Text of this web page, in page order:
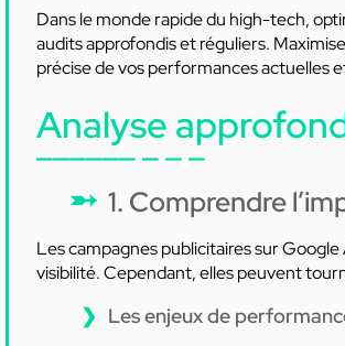
Dans le monde rapide du high-tech,
audits approfondis et réguliers.
précise de vos performances actuelles
Analyse
1. Comprendre
Les campagnes publicitaires sur
visibilité. Cependant, elles peuvent
Les enjeux de